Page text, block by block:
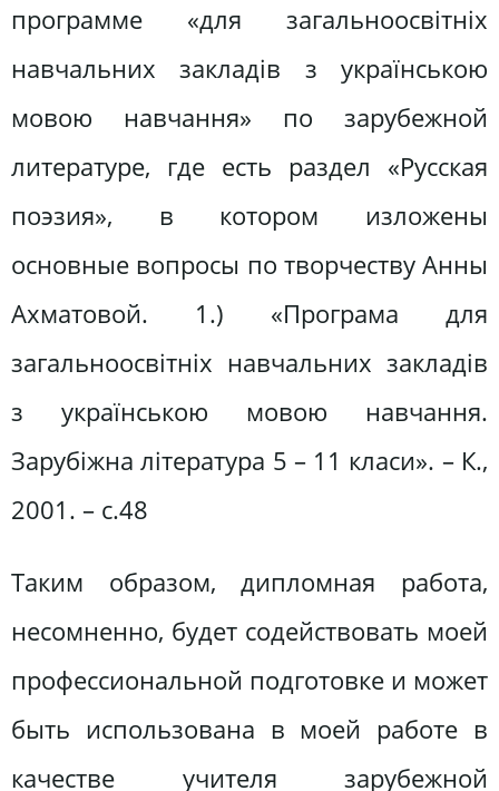
программе «для загальноосвітніх
навчальних закладів з українською
мовою навчання» по зарубежной
литературе, где есть раздел «Русская
поэзия», в котором изложены
основные вопросы по творчеству Анны
Ахматовой. 1.) «Програма для
загальноосвітніх навчальних закладів
з українською мовою навчання.
Зарубіжна література 5 – 11 класи». – К.,
2001. – с.48
Таким образом, дипломная работа,
несомненно, будет содействовать моей
профессиональной подготовке и может
быть использована в моей работе в
качестве учителя зарубежной